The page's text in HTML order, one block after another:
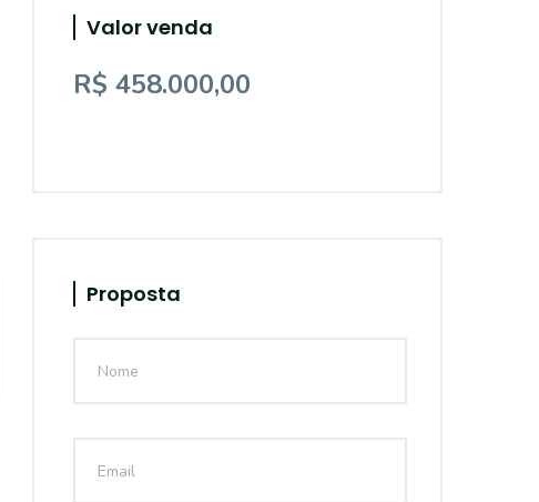
Valor venda
R$ 458.000,00
Proposta